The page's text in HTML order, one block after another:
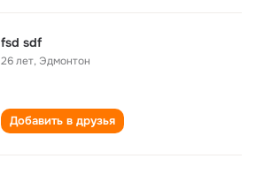
fsd sdf
26 лет, Эдмонтон
Добавить в друзья